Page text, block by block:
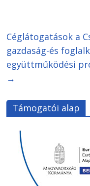
Céglátogatások a
gazdaság-és
együttműködési
→
Támogatói alap